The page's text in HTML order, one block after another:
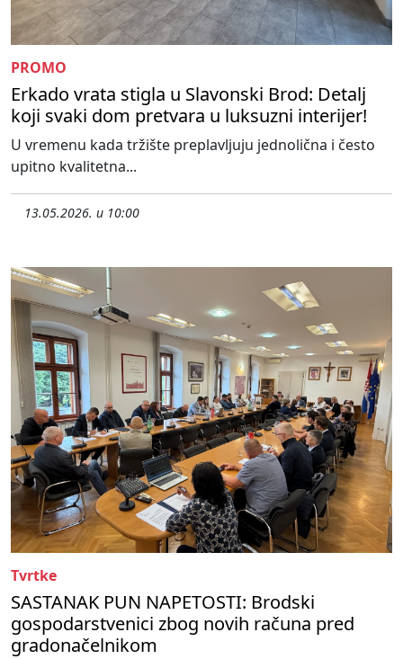
PROMO
Erkado vrata stigla u Slavonski Brod: Detalj
koji svaki dom pretvara u luksuzni interijer!
U vremenu kada tržište preplavljuju jednolična i često
upitno kvalitetna...
13.05.2026. u 10:00
Tvrtke
SASTANAK PUN NAPETOSTI: Brodski
gospodarstvenici zbog novih računa pred
gradonačelnikom